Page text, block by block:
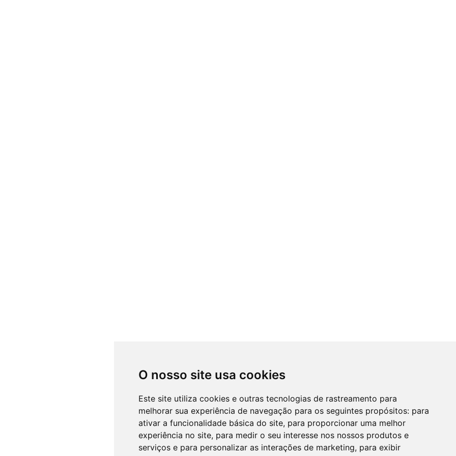
O nosso site usa cookies
Este site utiliza cookies e outras tecnologias de rastreamento para
melhorar sua experiência de navegação para os seguintes propósitos: para
ativar a funcionalidade básica do site, para proporcionar uma melhor
experiência no site, para medir o seu interesse nos nossos produtos e
serviços e para personalizar as interações de marketing, para exibir